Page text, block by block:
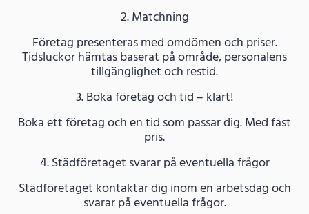
2. Matchning
Företag presenteras med omdömen och priser.
Tidsluckor hämtas baserat på område, personalens
tillgänglighet och restid.
3. Boka företag och tid – klart!
Boka ett företag och en tid som passar dig. Med fast
pris.
4. Städföretaget svarar på eventuella frågor
Städföretaget kontaktar dig inom en arbetsdag och
svarar på eventuella frågor.